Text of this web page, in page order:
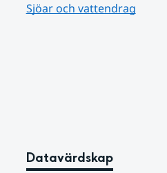
Sjöar och vattendrag
Datavärdskap